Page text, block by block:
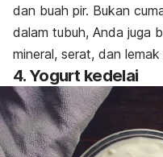
dan buah pir. Bukan
dalam tubuh, Anda juga
mineral, serat, dan
4. Yogurt kedelai